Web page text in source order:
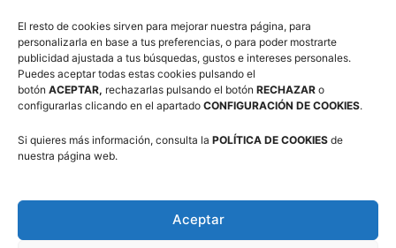
El resto de cookies sirven para mejorar nuestra página, para
personalizarla en base a tus preferencias, o para poder mostrarte
publicidad ajustada a tus búsquedas, gustos e intereses personales.
Puedes aceptar todas estas cookies pulsando el
botón ACEPTAR, rechazarlas pulsando el botón RECHAZAR o
configurarlas clicando en el apartado CONFIGURACIÓN DE COOKIES.
Si quieres más información, consulta la POLÍTICA DE COOKIES de
nuestra página web.
Aceptar